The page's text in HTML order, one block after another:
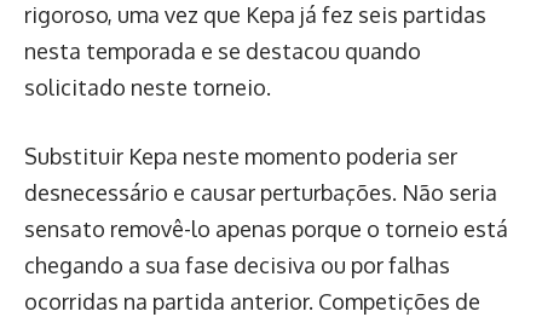
rigoroso, uma vez que Kepa já fez seis partidas
nesta temporada e se destacou quando
solicitado neste torneio.
Substituir Kepa neste momento poderia ser
desnecessário e causar perturbações. Não seria
sensato removê-lo apenas porque o torneio está
chegando a sua fase decisiva ou por falhas
ocorridas na partida anterior. Competições de